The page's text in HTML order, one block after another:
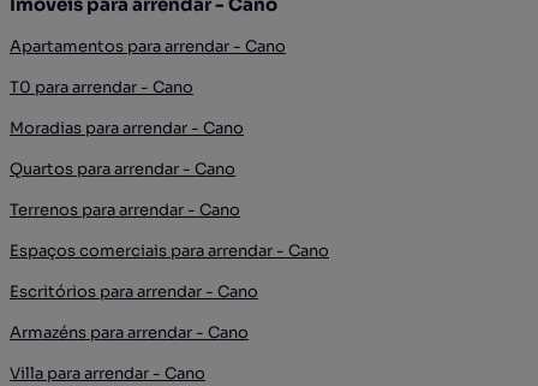
Apartamentos para arrendar - Cano
T0 para arrendar - Cano
Moradias para arrendar - Cano
Quartos para arrendar - Cano
Terrenos para arrendar - Cano
Espaços comerciais para arrendar - Cano
Escritórios para arrendar - Cano
Armazéns para arrendar - Cano
Villa para arrendar - Cano